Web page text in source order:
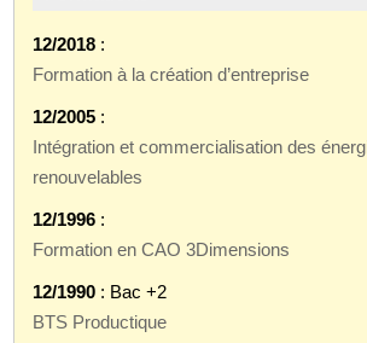
12/2018 :
Formation à la création d’entreprise
12/2005 :
Intégration et commercialisation des
renouvelables
12/1996 :
Formation en CAO 3Dimensions
12/1990 : Bac +2
BTS Productique